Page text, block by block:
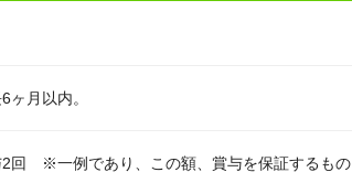
ヶ月以内。
2回 ※一例であり、この額、賞与を保証するもの